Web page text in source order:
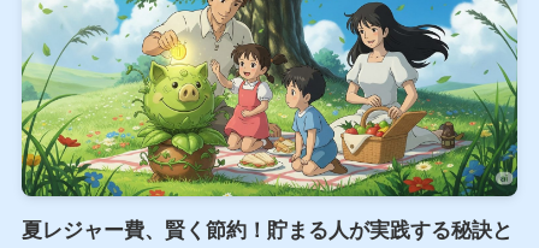
夏レジャー費、賢く節約！貯まる人が実践する秘訣と